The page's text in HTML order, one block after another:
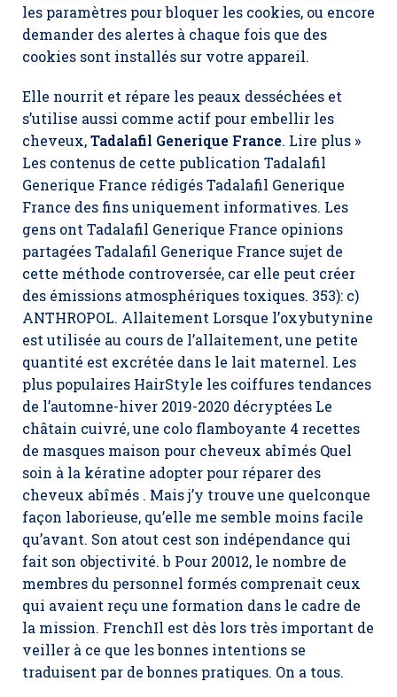
les paramètres pour bloquer les cookies, ou encore
demander des alertes à chaque fois que des
cookies sont installés sur votre appareil.
Elle nourrit et répare les peaux desséchées et
s’utilise aussi comme actif pour embellir les
cheveux,Tadalafil Generique France. Lire plus »
Les contenus de cette publication Tadalafil
Generique France rédigés Tadalafil Generique
France des fins uniquement informatives. Les
gens ont Tadalafil Generique France opinions
partagées Tadalafil Generique France sujet de
cette méthode controversée, car elle peut créer
des émissions atmosphériques toxiques. 353): c)
ANTHROPOL. Allaitement Lorsque l’oxybutynine
est utilisée au cours de l’allaitement, une petite
quantité est excrétée dans le lait maternel. Les
plus populaires HairStyle les coiffures tendances
de l’automne-hiver 2019-2020 décryptées Le
châtain cuivré, une colo flamboyante 4 recettes
de masques maison pour cheveux abîmés Quel
soin à la kératine adopter pour réparer des
cheveux abîmés . Mais j’y trouve une quelconque
façon laborieuse, qu’elle me semble moins facile
qu’avant. Son atout cest son indépendance qui
fait son objectivité. b Pour 20012, le nombre de
membres du personnel formés comprenait ceux
qui avaient reçu une formation dans le cadre de
la mission. FrenchIl est dès lors très important de
veiller à ce que les bonnes intentions se
traduisent par de bonnes pratiques. On a tous.